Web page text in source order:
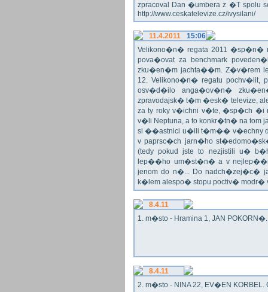
zpracoval Dan �umbera z �T spolu
http://www.ceskatelevize.cz/ivysilani/
11.4.2011
15:06
Velikono�n� regata 2011 �sp�n�
pova�ovat za benchmark
zku�en�m jachta��m. Z�v�rem
12. Velikono�n� regatu
osv�d�ilo anga�ov�n�
zpravodajsk� t�m �esk� televize,
za ty roky v�ichni v�te, �sp�ch
v�li Neptuna, a to konkr�tn� na tom
si ��astnici u�ili t�m�� v�echny
v paprsc�ch jarn�ho
(tedy pokud jste to nezjistili u�
lep��ho um�st�n� a v
jenom do n�... Do nadch�zej�c�
k�lem alespo� stopu poctiv�
8.4.11
1. m�sto - Hramina 1, JAN
8.4.11
2. m�sto - NINA 22, EV�EN KORBEL.